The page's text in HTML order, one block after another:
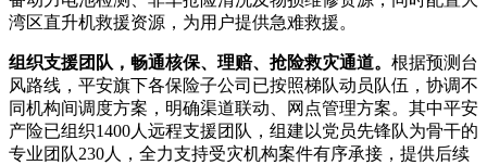
湾区直升机救援资源，为用户提供急难救援。
组织支援团队，畅通核保、理赔、抢险救灾通道。 根据预测台
风路线，平安旗下各保险子公司已按照梯队动员队伍，协调不
同机构间调度方案，明确渠道联动、网点管理方案。其中平安
产险已组织1400人远程支援团队，组建以党员先锋队为骨干的
专业团队230人，全力支持受灾机构案件有序承接，提供后续